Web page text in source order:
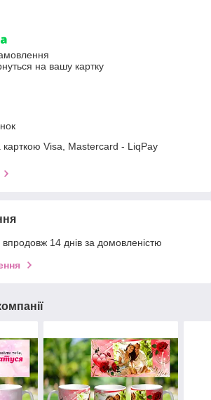
на вашу картку
Visa, Mastercard - LiqPay
14 днів за домовленістю